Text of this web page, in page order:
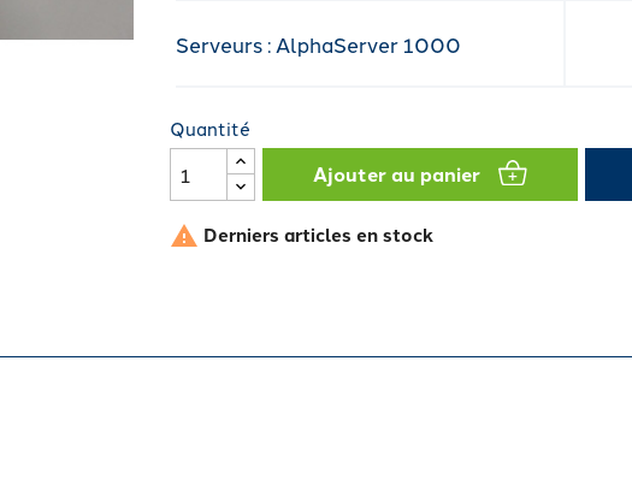
Serveurs : AlphaServer 1000
Quantité
Ajouter au panier
 Derniers articles en stock